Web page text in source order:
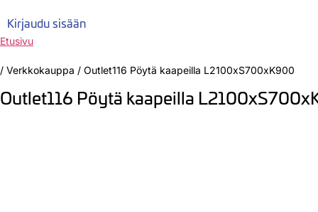
Kirjaudu sisään
Etusivu
/ Verkkokauppa / Outlet116 Pöytä kaapeilla L2100xS700xK900
Outlet116 Pöytä kaapeilla